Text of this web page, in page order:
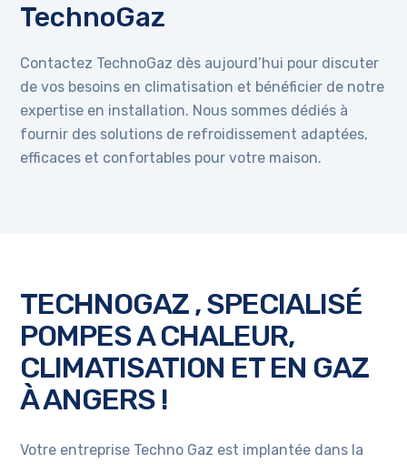
TechnoGaz
Contactez TechnoGaz dès aujourd’hui pour discuter
de vos besoins en climatisation et bénéficier de notre
expertise en installation. Nous sommes dédiés à
fournir des solutions de refroidissement adaptées,
efficaces et confortables pour votre maison.
TECHNOGAZ , SPECIALISÉ
POMPES A CHALEUR,
CLIMATISATION ET EN GAZ
À ANGERS !
Votre entreprise Techno Gaz est implantée dans la